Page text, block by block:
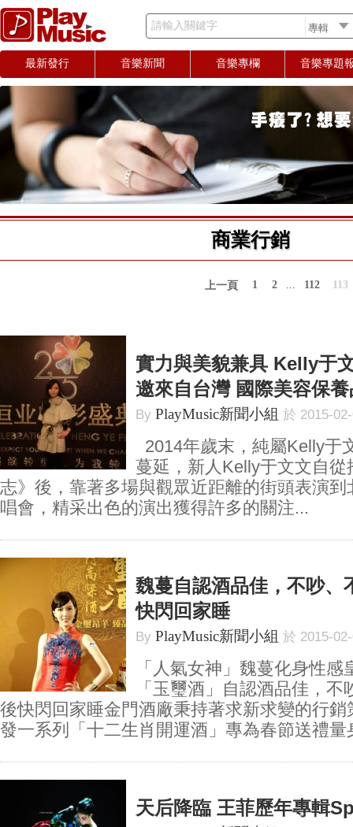
請輸入關鍵字
最新發行 音樂新聞 音樂專欄 音樂專題
商業行銷
上一頁 1 2 ... 112 113
實力與美貌兼具 Kelly于
邀來自台灣 國際美容保
By PlayMusic新聞小組 於 2015-
2014年歲末，純屬Kelly于
蔓延，新人Kelly于文文自
志》後，靠著多場與觀眾近距離的街頭表演
唱會，精采出色的演出獲得許多的關注...
魏蔓自認酒品佳，不吵、
快閃回家睡
By PlayMusic新聞小組 於 2015-
「人氣女神」魏蔓化身性
「玉璽酒」自認酒品佳，
後快閃回家睡金門酒廠秉持著求新求變的行
發一系列「十二生肖開運酒」專為春節送禮量
天后降臨 王菲歷年專輯